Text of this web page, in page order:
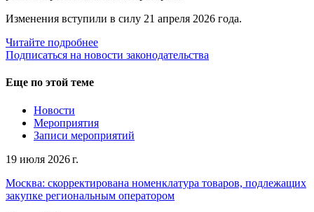
Изменения вступили в силу 21 апреля 2026 года.
Читайте подробнее
Подписаться на новости законодательства
Еще по этой теме
Новости
Мероприятия
Записи мероприятий
19 июля 2026 г.
Москва: скорректирована номенклатура товаров, подлежащих
закупке региональным оператором